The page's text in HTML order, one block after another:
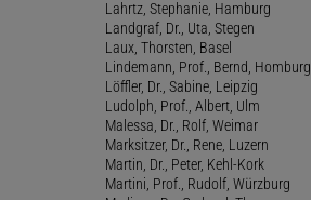
Lahrtz, Stephanie, Hamburg
Landgraf, Dr., Uta, Stegen
Laux, Thorsten, Basel
Lindemann, Prof., Bernd, Homburg
Löffler, Dr., Sabine, Leipzig
Ludolph, Prof., Albert, Ulm
Malessa, Dr., Rolf, Weimar
Marksitzer, Dr., Rene, Luzern
Martin, Dr., Peter, Kehl-Kork
Martini, Prof., Rudolf, Würzburg